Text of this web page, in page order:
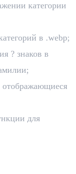
категории
в .webp;
? знаков в
отображающиеся
для